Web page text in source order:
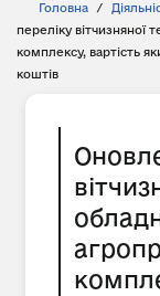
Головна /
переліку вітчизняної
комплексу, вартість
коштів